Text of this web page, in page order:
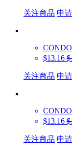
关注商品 申
$13.16
关注商品 申
$13.16
关注商品 申